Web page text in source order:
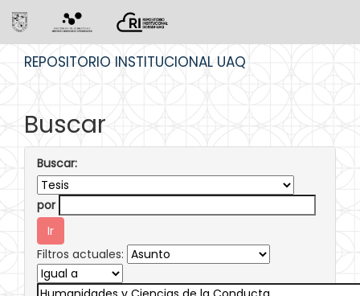
REPOSITORIO INSTITUCIONAL UAQ
Buscar
Buscar:
por
Filtros actuales: